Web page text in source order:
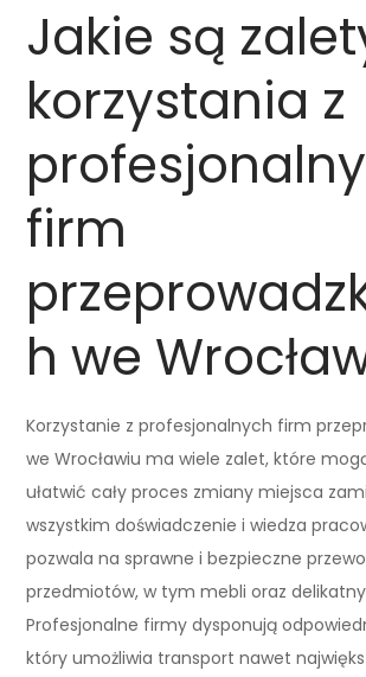
Jakie są
korzystania z
firm
h we
Korzystanie z profesjonalnych firm
we Wrocławiu ma wiele zalet, które
ułatwić cały proces zmiany miejsca
wszystkim doświadczenie i wiedza
pozwala na sprawne i bezpieczne
przedmiotów, w tym mebli oraz
Profesjonalne firmy dysponują
który umożliwia transport nawet